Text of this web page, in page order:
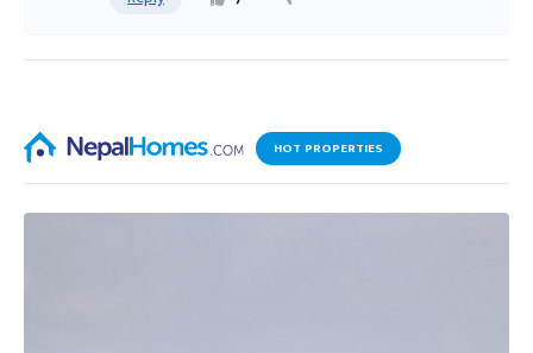
HOT PROPERTIES